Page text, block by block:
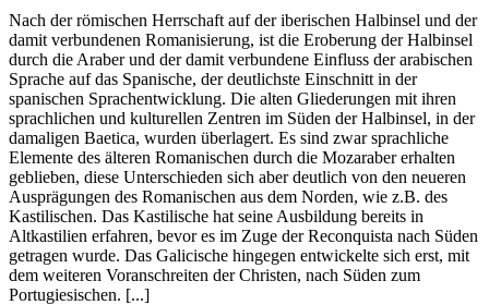
Nach der römischen Herrschaft auf der iberischen Halbinsel und der
damit verbundenen Romanisierung, ist die Eroberung der Halbinsel
durch die Araber und der damit verbundene Einfluss der arabischen
Sprache auf das Spanische, der deutlichste Einschnitt in der
spanischen Sprachentwicklung. Die alten Gliederungen mit ihren
sprachlichen und kulturellen Zentren im Süden der Halbinsel, in der
damaligen Baetica, wurden überlagert. Es sind zwar sprachliche
Elemente des älteren Romanischen durch die Mozaraber erhalten
geblieben, diese Unterschieden sich aber deutlich von den neueren
Ausprägungen des Romanischen aus dem Norden, wie z.B. des
Kastilischen. Das Kastilische hat seine Ausbildung bereits in
Altkastilien erfahren, bevor es im Zuge der Reconquista nach Süden
getragen wurde. Das Galicische hingegen entwickelte sich erst, mit
dem weiteren Voranschreiten der Christen, nach Süden zum
Portugiesischen. [...]